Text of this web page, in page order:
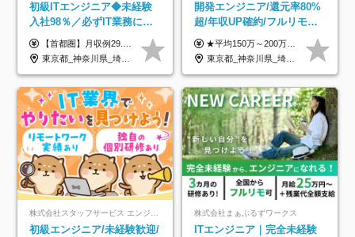
初級ITエンジニア◆未経験
入社98％／必ずIT業務に配
属／月収例29.5万円／Web
面接1回／土日面接可/SE
【首都圏】月収例29.5万円（月給26万円＋諸手当） 【東海・関西】月収例28.5万円（月給25万円＋諸手当） 【九州】月収例26万円（月給23万円＋諸手当） ※経験・スキル・前職給与を踏まえ、総合的に判断して決定します。 例：首都圏 月収例31万円（月給27万円＋諸手当） ◆各種手当 ・通勤手当（上限4万円まで） ・残業代手当（1分単位で全額支給） ※固定残業代制は採用しておりません ・深夜勤務手当 ・資格取得支援（ランクに応じてお祝い金1万円～10万円を支給） ◆昇給：年1回 ◆補足 ・研修中1ヶ月間は、時給1670円となります。 ・試用期間6ヶ月あり。その間の待遇に変更はありません。 ※詳細は面接時にご案内します。
東京都_神奈川県_埼玉県_千葉県_大阪府_愛知県_兵庫県_京都府_福岡県
開発エンジニア/還元率80%
超/年収UP確約/フルリモ
OK/年休130日/平均残業7h/
約2万件の案件から選択
★平均150万～200万円年収UPを実現！ ★前職給与を100％保証！ ★案件内容の開示・明確な評価体制あり ⇒クライアント評価で即昇給を実現したケースも◎ ★年12回（毎月昇給チャンスあり） ■月給35万円～103万円 ※経験・能力・前職給与を考慮し、決定 ※上記給与には月30時間分(6万6500円以上)の固定残業代が含まれます。超過分は手当として別途支給します ※試用期間3ヶ月あり(期間中の給与・待遇面に差異はありません) ▼収入アップの実例をご紹介 ───────────── ★働き方改革をした30代男性（PG） 子どもが生まれたばかりなのに、忙しい現場で残業も月50～60時間が当たり前。 ⇒残業ほぼゼロ＆週3リモートの働き方に！しかも給与もアップ！ ★収入アップした30代男性（PM） 子供が3人いて家計も苦しく、残業代で稼ぐ日々… ⇒残業をたくさんしていた年収額より、100万円以上アップしました！
東京都_神奈川県_埼玉県_千葉県_大阪府_愛知県_北海道_青森県_岩手県_宮城県_秋田県_山形県_福島県_茨城県_栃木県_群馬県_新潟県_山梨県_長野県_富山県_石川県_福井県_静岡県_岐阜県_三重県_兵庫県_京都府_滋賀県_奈良県_和歌山県_広島県_岡山県_鳥取県_島根県_山口県_徳島県_香川県_愛媛県_高知県_福岡県_熊本県_佐賀県_長崎県_大分県_宮崎県_鹿児島県_沖縄県
株式会社スタッフサービス エンジニアリング事業本部
初級エンジニア/未経験歓迎/
株式会社まぁぶるずワークス
ITエンジニア｜完全未経験